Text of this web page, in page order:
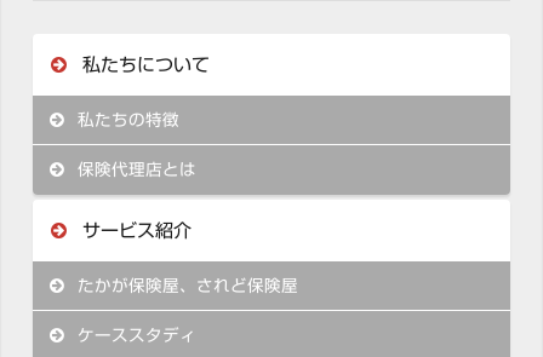
私たちについて
私たちの特徴
保険代理店とは
サービス紹介
たかが保険屋、されど保険屋
ケーススタディ